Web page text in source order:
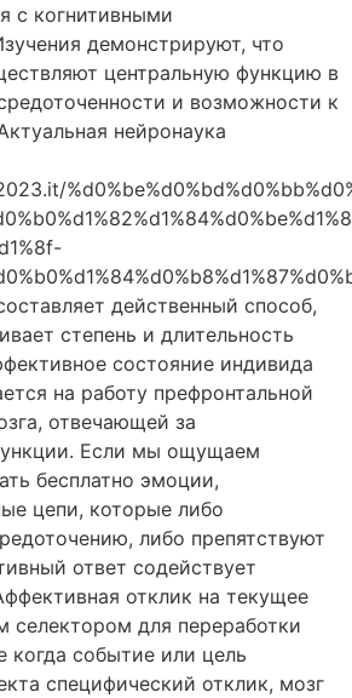
с когнитивными
демонстрируют, что
центральную функцию в
и возможности к
нейронаука
действенный способ,
степень и длительность
состояние индивида
на работу префронтальной
отвечающей за
Если мы ощущаем
бесплатно эмоции,
цепи, которые либо
либо препятствуют
ответ содействует
отклик на текущее
селектором для переработки
когда событие или цель
специфический отклик, мозг